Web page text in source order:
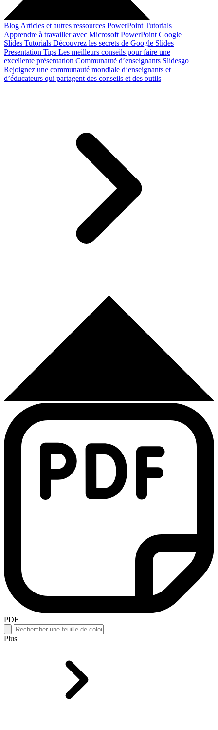
Blog Articles et autres ressources PowerPoint Tutorials
Apprendre à travailler avec Microsoft PowerPoint Google
Slides Tutorials Découvrez les secrets de Google Slides
Presentation Tips Les meilleurs conseils pour faire une
excellente présentation Communauté d’enseignants Slidesgo
Rejoignez une communauté mondiale d’enseignants et
d’éducateurs qui partagent des conseils et des outils
PDF
Plus